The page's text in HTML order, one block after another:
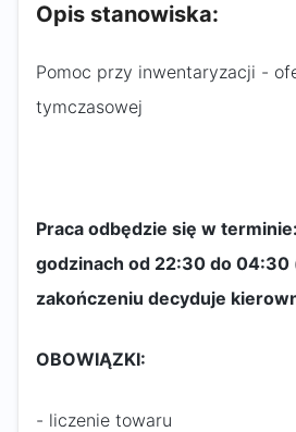
Opis stanowiska:
Pomoc przy inwentaryzacji -
tymczasowej
Praca odbędzie się w
godzinach od 22:30 do
zakończeniu decyduje
OBOWIĄZKI:
- liczenie towaru